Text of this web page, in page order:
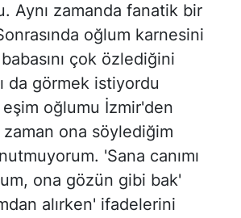
Aynı zamanda fanatik bir
oğlum karnesini
çok özlediğini
da görmek istiyordu
oğlumu İzmir'den
ona söylediğim
'Sana canımı
ona gözün gibi bak'
alırken' ifadelerini